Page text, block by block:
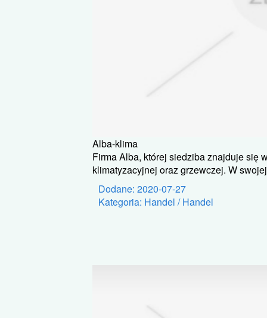
Alba-klima
Firma Alba, której siedziba znajduje się
klimatyzacyjnej oraz grzewczej. W
Dodane: 2020-07-27
Kategoria: Handel / Handel